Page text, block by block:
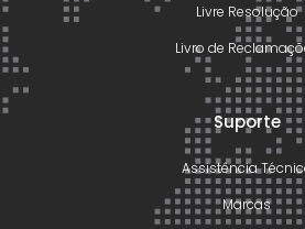
Livre Resolução
Livro de
Suporte
Assistência
Marcas